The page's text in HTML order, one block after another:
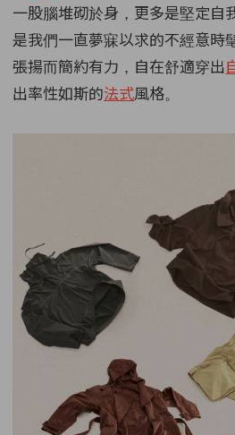
一股腦堆砌於身，更多是堅定自
是我們一直夢寐以求的不經意時
張揚而簡約有力，自在舒適穿出
出率性如斯的法式風格。